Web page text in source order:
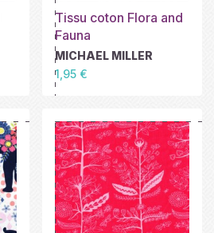
Tissu coton Flora and
Fauna
MICHAEL MILLER
Prix
1,95 €